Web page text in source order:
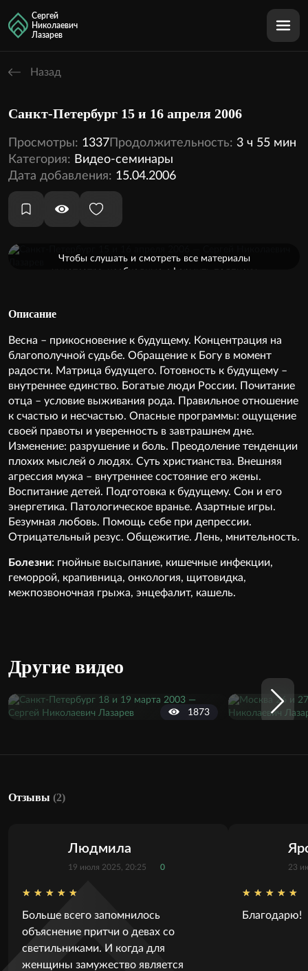
Сергей
Николаевич
Лазарев
Назад
Санкт-Петербург 15 и 16 апреля 2006
Просмотры: 1337Продолжительность: 3 ч 55 мин
Категория: Видео-семинары
Дата добавления: 15.04.2006
Оформить подписку
Чтобы слушать и смотреть все материалы
кинотеатра, необходимо оформить подписку
Описание
Весна – прикосновение к будущему. Концентрация на
благополучной судьбе. Обращение к Богу в момент
радости. Матрица будущего. Готовность к будущему –
внутреннее единство. Богатые люди России. Почитание
отца – условие выживания рода. Правильное отношение
к счастью и несчастью. Опасные программы: ощущение
своей правоты и уверенность в завтрашнем дне.
Изменение: разрушение и боль. Преодоление тенденции
плохих мыслей о людях. Суть христианства. Внешняя
агрессия мужа – внутреннее состояние его жены.
Воспитание детей. Подготовка к будущему. Сон и его
энергетика. Патологическое вранье. Азартные игры.
Безумная любовь. Помощь себе при депрессии.
Отрицательный резус. Общежитие. Лень, мнительность.
Болезни: гнойные высыпание, кишечные инфекции,
геморрой, крапивница, онкология, щитовидка,
межпозвоночная грыжа, энцефалит, кашель.
Другие видео
1873
Отзывы (2)
Людмила
19 июля 2025, 20:25 0
Больше всего запомнилось
объяснение притчи о девах со
светильниками. И когда для
женщины замужество является
23
Благодарю!